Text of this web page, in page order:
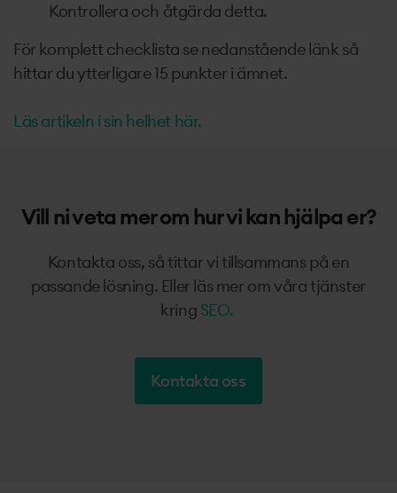
Kontrollera och åtgärda detta.
För komplett checklista se nedanstående länk så
hittar du ytterligare 15 punkter i ämnet.
Läs artikeln i sin helhet här.
Vill ni veta mer om hur vi kan hjälpa er?
Kontakta oss, så tittar vi tillsammans på en
passande lösning. Eller läs mer om våra tjänster
kring SEO.
Kontakta oss